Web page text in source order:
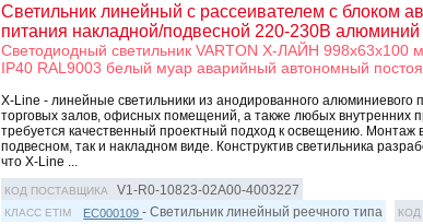
Светильник линейный с рассеивателем с блоком
питания накладной/подвесной 220-230В
Светодиодный светильник VARTON Х-ЛАЙН 998x63x100
IP40 RAL9003 белый муар аварийный автономный
X-Line - линейные светильники из анодированного алюминиевого
торговых залов, офисных помещений, а также любых внутренних
требуется качественный проектный подход к освещению. Монтаж
подвесном, так и накладном виде. Конструктив светильника
что X-Line ...
КОД ПОСТАВЩИКА V1-R0-10823-02A00-4003227
КЛАСС ETIM EC000109- Светильник линейный реечного типа КОД